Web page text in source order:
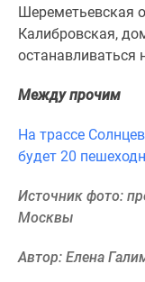
комнатные
Квартиры
карте
калькулятор
Семейная
Военная
ипотека
Банки
Шереметьевская
Калибровская,
останавливаться
Между прочим
На трассе
будет 20
Источник фото:
Москвы
Автор: Елена